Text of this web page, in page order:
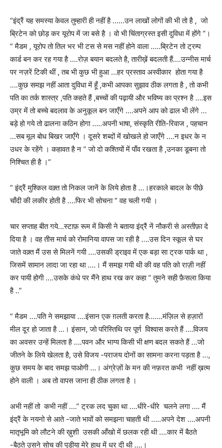
“इंद्रैं यह समस्या केवल तुम्हारी ही नहीं है ……उन लाखों लोगों की भी तो है , जो
ब्रिटेन को छोड़ कर यूरोप में जा बसे है । वो भी चिंताग्रस्त इसी दुविधा में होंगे “।
“ मैडम , यूरोप तो तिल भर भी टस से मस नहीं होने वाला …..ब्रिटेन तो ट्रम्प
कार्ड बन कर रह गया है ….रोज़ बयान बदलते है, तारीख़ें बदलती हैं….उन्नीस मार्च
पर नज़रें टिकी थीं , तब भी कुछ भी हुआ …हर प्रस्ताव अस्वीकार होता गया है
….कुछ समझ नहीं आता दुविधा में हूँ ,कभी आपका सुझाव ठीक लगता है , तो कभी
पति का तर्क शास्त्र ,पति कहते हैं ,बच्चों की पढ़ायी और भविष्य का प्रश्न है ….इस
उम्र में तो बच्चे बदलाव के अनुकूल बन जाएँगे ….अपने आप को ढाल भी लेंगे …
बड़े हो गये तो ढालना कठिन होगा …..अपनी भाषा, संस्कृति रीति-रिवाज , पहचान
…सब मूल बोध बिखर जाएँगे । दूसरे शब्दों में खोखले हो जाएँगे ….न इधर के न
उधर के रहेंगे । कहावत है न “ जो दो कश्तियों में पाँव रखता है ,उनका डूबना तो
निश्चित ही है ।”
“ इंद्रैं मुश्किल वक़्त तो निकल जानें के लिये होता है …।हरकाले बादल के पीछे
चाँदी की लकीर होती है ….फिर भी सोचना “ वह चली गयी ।
चार सप्ताह बीत गये…स्टाफ़ रूम में किसी ने बताया इंद्रैं नें नौकरी से अस्तीफ़ा दे
दिया है । वह तीस मार्च को रोमानिया वापस जा रही है ….उस दिन स्कूल से घर
जाते वक़्त मैं उस से मिलनें गयी ….उसकी ड्राइव में एक बड़ा सा ट्रक पार्क था ,
जिसमें सामान लादा जा रहा था ….। मैं समझ गयी थी की वह पति को राज़ी नहीं
कर पायी होगी ….उसके कंधे पर मैंने हाथ रख कर कहा “ तुमने सही फ़ैसला किया
है ..”
“ मैडम ….पति ने समझाया ….इंसान एक ग़लती करता है…….मंज़िल से हज़ारों
मील दूर हो जाता है …। इंसान, जो परिस्तिथि पर पूर्ण विश्वास करते हैं ….विजय
का अवसर उन्हें मिलता है ….पवन और भाग्य किसी भी क्षण बदल सकते हैं …जो
जीतने के लिये खेलता है, उसे विजय -पराजय दोनों का सामना करना पड़ता है …,
कुछ समय के बाद समझ पाओगी …। अंग्रेज़ों के मन की नफ़रत कभी नहीं ख़त्म
होने वाली । अब तो वापस जाना ही ठीक लगता है ।
अभी नहीं तो कभी नहीं ….” ट्रक लद चुका था ….धीरे-धीरे चलने लगा …. मैं
इंद्रैं के नयनो से आते -जाते भावों को समझना चाहती थी …..अपने देश ….अपनी
मातृभूमि को लौटने की ख़ुशी उसकी आँखो में छलक रही थी ….कार में बैठते
-बैठते उसने सोच की पुडीया मेरे हाथ में धर दी थी ….।